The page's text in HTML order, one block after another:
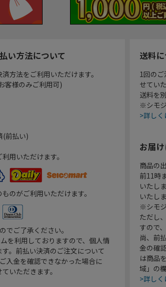
い方法について
方法をご利用いただけます。
客様のみご利用可)
(前払い)
用いただけます。
のがご利用いただけます。
でご了承ください。
を利用しておりますので、個人情
。前払い決済のご注文について
入金を確認できなかった場合に
いただきます。
送料
1回の
せてい
送料を
※シモ
>詳し
お届
商品の
前11時
いたし
いたし
※シモ
ただし
すので
尚、前
金の確
は商品
域」の
>詳し